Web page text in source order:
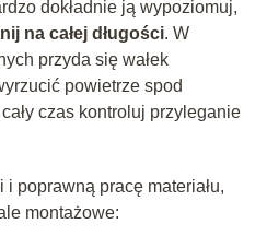
dokładnie ją wypoziomuj,
na całej długości. W
przyda się wałek
powietrze spod
czas kontroluj przyleganie
poprawną pracę materiału,
montażowe: